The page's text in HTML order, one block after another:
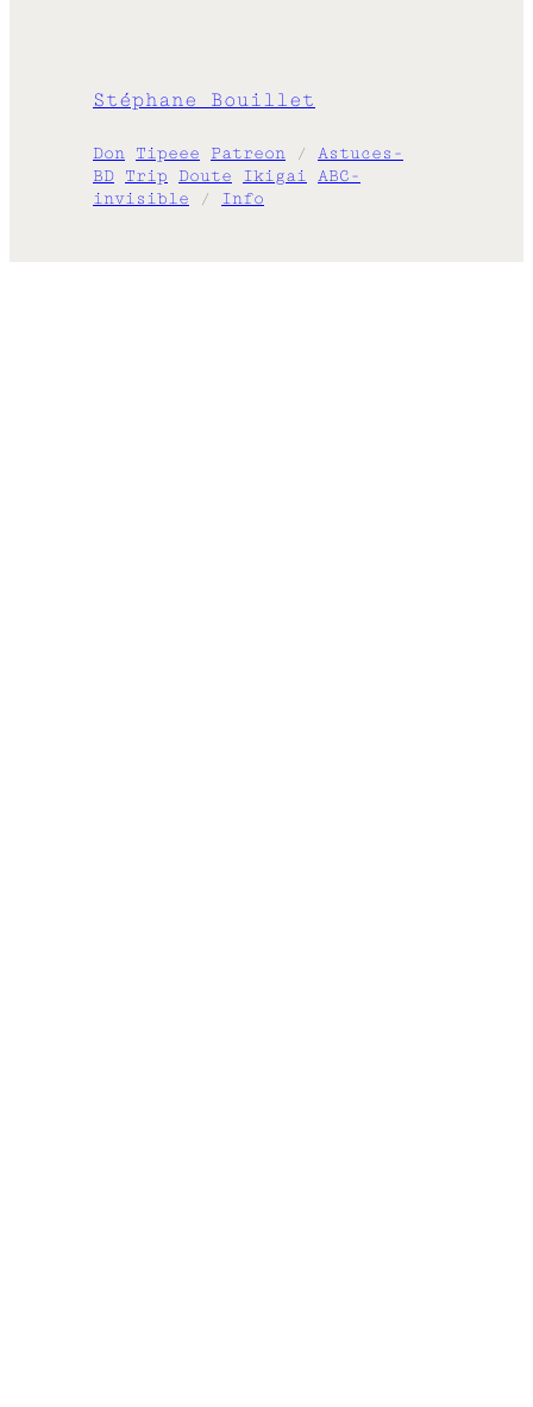
Stéphane Bouillet
Don Tipeee Patreon / Astuces-
BD Trip Doute Ikigai ABC-
invisible / Info